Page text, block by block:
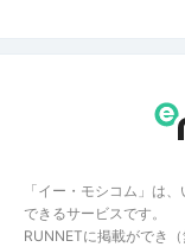
「イー・モシコム」は
できるサービスです。
RUNNETに掲載ができ